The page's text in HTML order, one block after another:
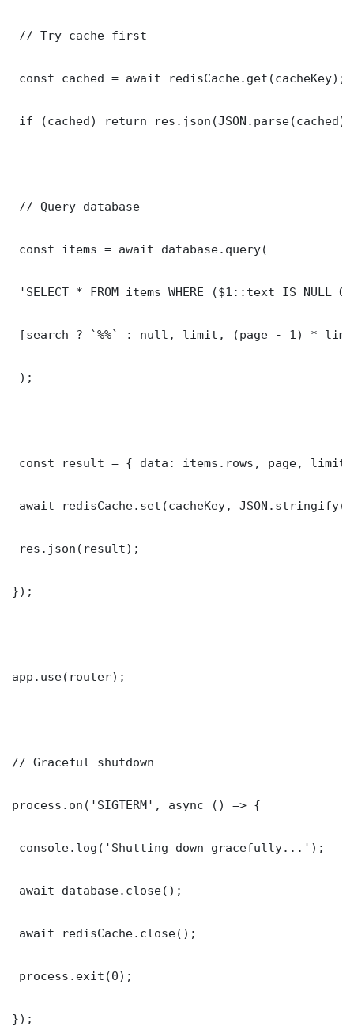
// Try cache first
const cached = await redisCache.get(cacheKey);
if (cached) return
// Query database
const items = await database.query(
'SELECT * FROM items WHERE ($1::text IS NULL
[search ? `%%` : null, limit, (page - 1) *
);
const result = { data: items.rows, page,
await redisCache.set(cacheKey,
res.json(result);
});
app.use(router);
// Graceful shutdown
process.on('SIGTERM', async () => {
console.log('Shutting down gracefully...');
await database.close();
await redisCache.close();
process.exit(0);
});